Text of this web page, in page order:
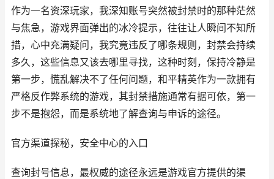
作为一名资深玩家，我深知账号突然被封禁时的那种茫然
与焦急，游戏界面弹出的冰冷提示，往往让人瞬间不知所
措，心中充满疑问，我究竟违反了哪条规则，封禁会持续
多久，这些信息又该去哪里寻找，这种时刻，保持冷静是
第一步，慌乱解决不了任何问题，和平精英作为一款拥有
严格反作弊系统的游戏，其封禁措施通常有据可依，第一
步不是抱怨，而是系统地了解查询与申诉的途径。
官方渠道探秘，安全中心的入口
查询封号信息，最权威的途径永远是游戏官方提供的渠